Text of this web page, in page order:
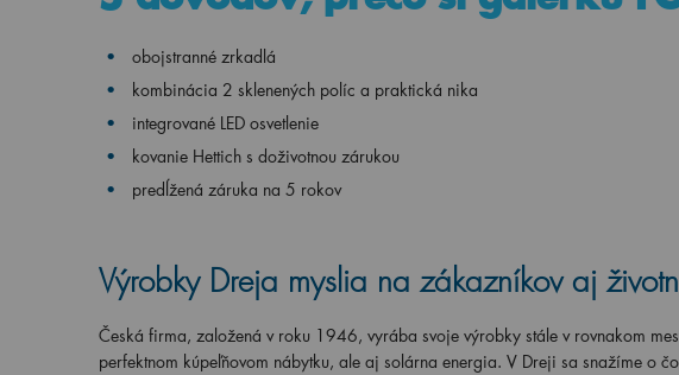
obojstranné zrkadlá
kombinácia 2 sklenených políc a praktická nika
integrované LED osvetlenie
kovanie Hettich s doživotnou zárukou
predĺžená záruka na 5 rokov
Výrobky Dreja myslia na zákazníkov aj
Česká firma, založená v roku 1946, vyrába svoje výrobky stále v rovnakom
perfektnom kúpeľňovom nábytku, ale aj solárna energia. V Dreji sa snažíme o